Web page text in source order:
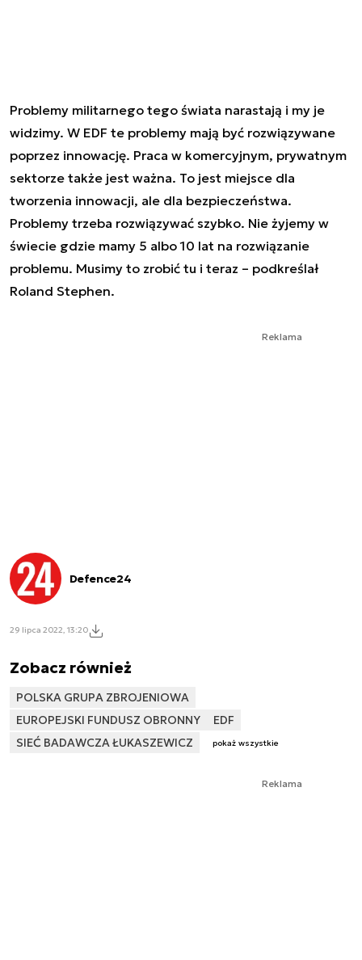
Problemy militarnego tego świata narastają i my je
widzimy. W EDF te problemy mają być rozwiązywane
poprzez innowację. Praca w komercyjnym, prywatnym
sektorze także jest ważna. To jest miejsce dla
tworzenia innowacji, ale dla bezpieczeństwa.
Problemy trzeba rozwiązywać szybko. Nie żyjemy w
świecie gdzie mamy 5 albo 10 lat na rozwiązanie
problemu. Musimy to zrobić tu i teraz – podkreślał
Roland Stephen.
Reklama
Defence24
29 lipca 2022, 13:20
Zobacz również
POLSKA GRUPA ZBROJENIOWA
EUROPEJSKI FUNDUSZ OBRONNY
EDF
SIEĆ BADAWCZA ŁUKASZEWICZ
pokaż wszystkie
Reklama